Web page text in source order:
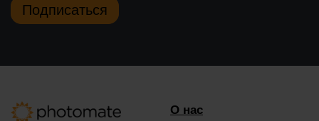
Подписаться
О нас